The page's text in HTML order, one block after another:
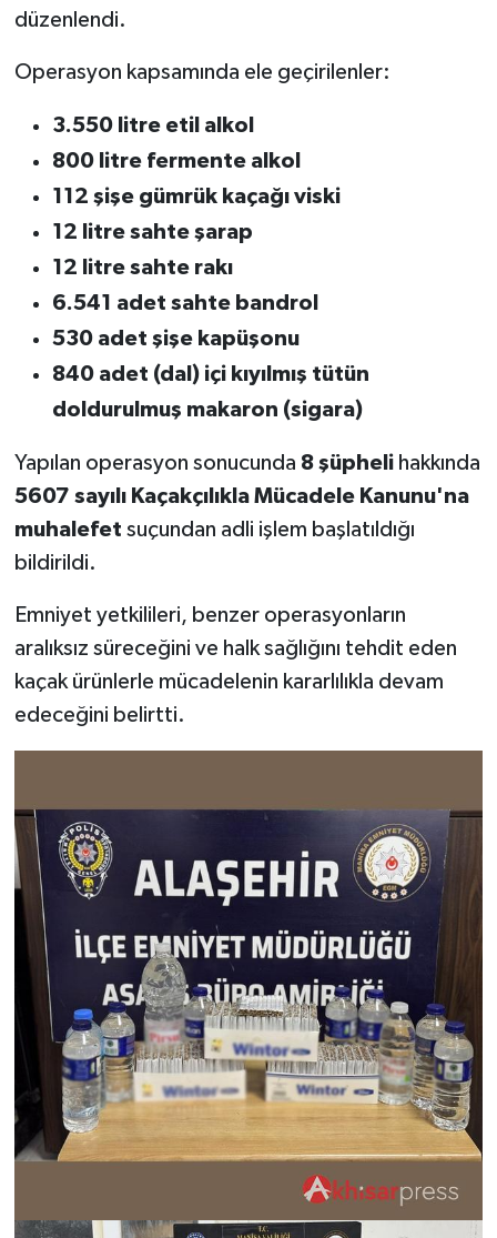
düzenlendi.
Operasyon kapsamında ele geçirilenler:
3.550 litre etil alkol
800 litre fermente alkol
112 şişe gümrük kaçağı viski
12 litre sahte şarap
12 litre sahte rakı
6.541 adet sahte bandrol
530 adet şişe kapüşonu
840 adet (dal) içi kıyılmış tütün
doldurulmuş makaron (sigara)
Yapılan operasyon sonucunda 8 şüphelihakkında
5607 sayılı Kaçakçılıkla Mücadele Kanunu'na
muhalefet suçundan adli işlem başlatıldığı
bildirildi.
Emniyet yetkilileri, benzer operasyonların
aralıksız süreceğini ve halk sağlığını tehdit eden
kaçak ürünlerle mücadelenin kararlılıkla devam
edeceğini belirtti.